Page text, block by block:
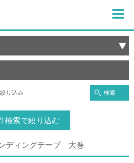
り込み 検索
検索で絞り込む
ディングテープ 大巻